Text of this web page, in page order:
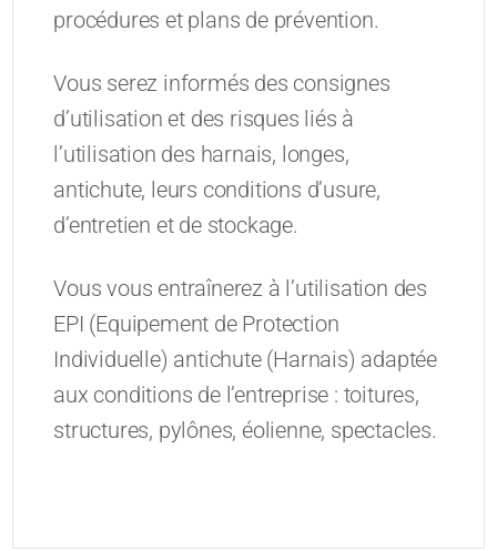
procédures et plans de prévention.
Vous serez informés des consignes
d’utilisation et des risques liés à
l’utilisation des harnais, longes,
antichute, leurs conditions d’usure,
d’entretien et de stockage.
Vous vous entraînerez à l’utilisation des
EPI (Equipement de Protection
Individuelle) antichute (Harnais) adaptée
aux conditions de l’entreprise : toitures,
structures, pylônes, éolienne, spectacles.